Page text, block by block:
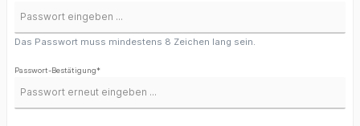
Das Passwort muss mindestens 8 Zeichen lang sein.
Passwort-Bestätigung*